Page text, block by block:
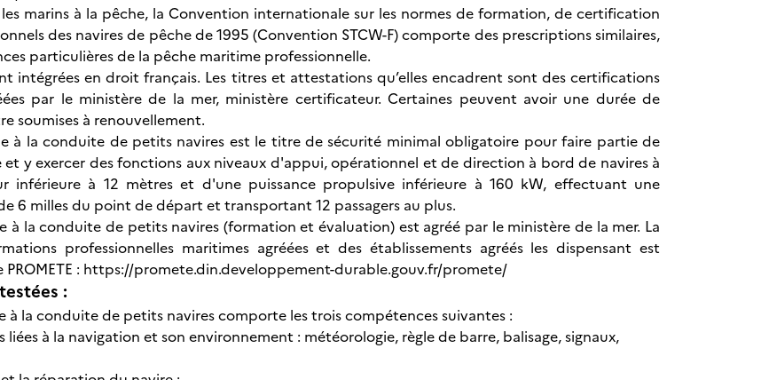
marins à la pêche, la Convention internationale sur les normes de formation, de certification
des navires de pêche de 1995 (Convention STCW-F) comporte des prescriptions similaires,
particulières de la pêche maritime professionnelle.
intégrées en droit français. Les titres et attestations qu’elles encadrent sont des certifications
par le ministère de la mer, ministère certificateur. Certaines peuvent avoir une durée de
soumises à renouvellement.
à la conduite de petits navires est le titre de sécurité minimal obligatoire pour faire partie de
et y exercer des fonctions aux niveaux d'appui, opérationnel et de direction à bord de navires à
inférieure à 12 mètres et d'une puissance propulsive inférieure à 160 kW, effectuant une
6 milles du point de départ et transportant 12 passagers au plus.
la conduite de petits navires (formation et évaluation) est agréé par le ministère de la mer. La
professionnelles maritimes agréées et des établissements agréés les dispensant est
PROMETE : https://promete.din.developpement-durable.gouv.fr/promete/
:
la conduite de petits navires comporte les trois compétences suivantes :
liées à la navigation et son environnement : météorologie, règle de barre, balisage, signaux,